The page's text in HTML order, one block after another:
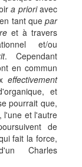
a prioriavec
tant que par
et à travers
et/ou
. Cependant
en commun
effectivement
et
pourrait que,
l'une et l'autre
de
fait la force,
Charles